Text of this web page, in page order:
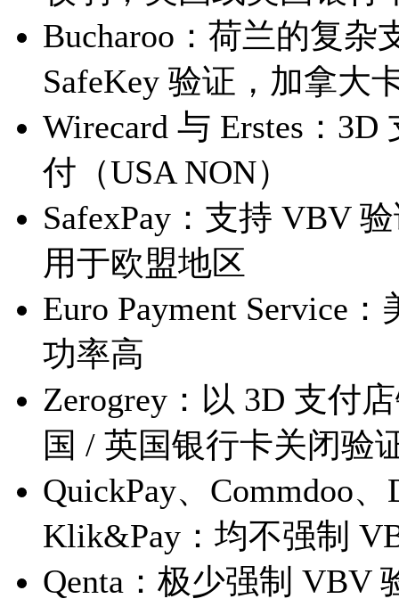
Bucharoo：荷兰的复杂
SafeKey 验证，加拿大
Wirecard 与 Erstes：
付（USA NON）
SafeхPay：支持 VBV
用于欧盟地区
Euro Payment Service
功率高
Zerogrey：以 3D 支付
国 / 英国银行卡关闭验
QuickPay、Commdoo
Klik&Pay：均不强制
Qenta：极少强制 VBV